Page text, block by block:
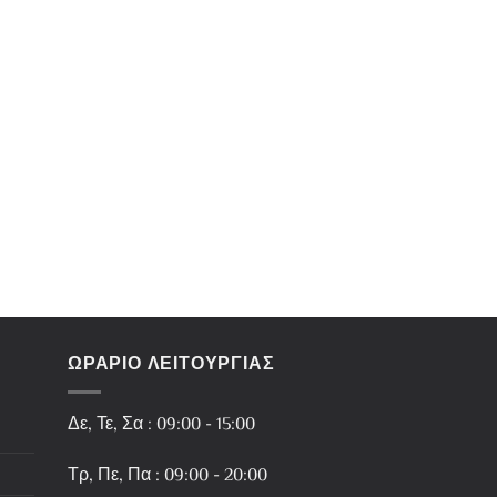
ΩΡΑΡΙΟ ΛΕΙΤΟΥΡΓΙΑΣ
Δε, Τε, Σα : 09:00 - 15:00
Τρ, Πε, Πα : 09:00 - 20:00